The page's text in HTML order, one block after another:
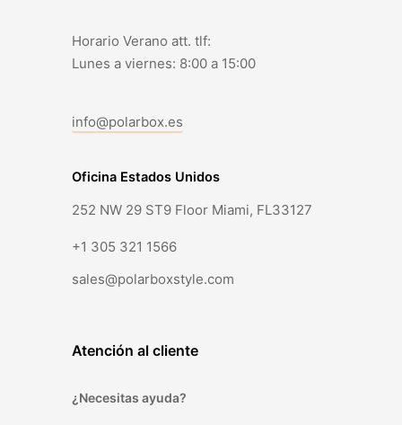
Horario Verano att. tlf:
Lunes a viernes: 8:00 a 15:00
info@polarbox.es
Oficina Estados Unidos
252 NW 29 ST9 Floor Miami, FL33127
+1 305 321 1566
sales@polarboxstyle.com
Atención al cliente
¿Necesitas ayuda?